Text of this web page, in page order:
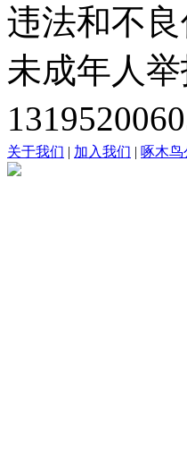
违法和不
未成年人
关于我们 | 加入我们 | 啄木鸟